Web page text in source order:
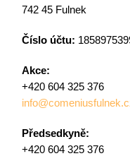
742 45 Fulnek
Číslo účtu:
Akce:
+420 604 325 376
Předsedkyně:
+420 604 325 376